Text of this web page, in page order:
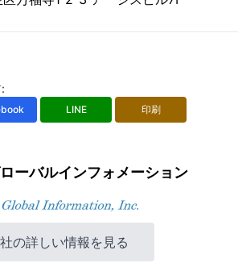
:
LINE 印刷
ーバルインフォメーション
の詳しい情報を見る